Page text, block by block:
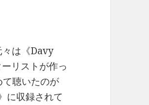
々は《Davy
リストが作っ
聴いたのが
に収録されて